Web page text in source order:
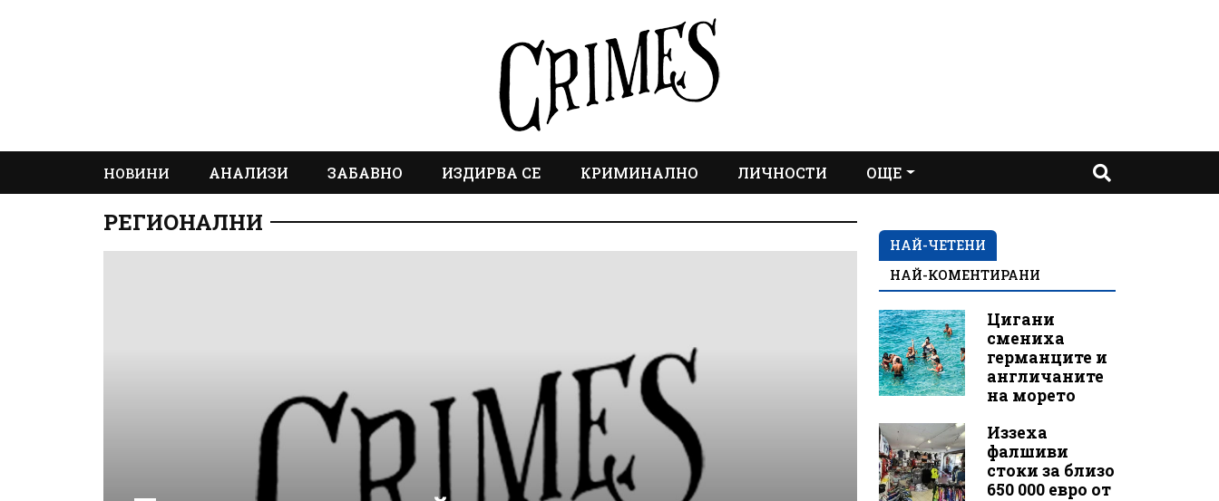
НОВИНИ АНАЛИЗИ ЗАБАВНО ИЗДИРВА СЕ КРИМИНАЛНО ЛИЧНОСТИ ОЩЕ
РЕГИОНАЛНИ
НАЙ-ЧЕТЕНИ
НАЙ-КОМЕНТИРАНИ
Цигани
смениха
германците и
англичаните
на морето
Иззеха
фалшиви
стоки за близо
650 000 евро от